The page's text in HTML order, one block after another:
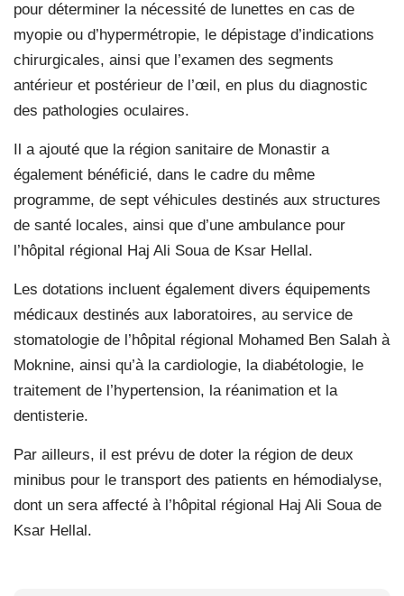
pour déterminer la nécessité de lunettes en cas de
myopie ou d’hypermétropie, le dépistage d’indications
chirurgicales, ainsi que l’examen des segments
antérieur et postérieur de l’œil, en plus du diagnostic
des pathologies oculaires.
Il a ajouté que la région sanitaire de Monastir a
également bénéficié, dans le cadre du même
programme, de sept véhicules destinés aux structures
de santé locales, ainsi que d’une ambulance pour
l’hôpital régional Haj Ali Soua de Ksar Hellal.
Les dotations incluent également divers équipements
médicaux destinés aux laboratoires, au service de
stomatologie de l’hôpital régional Mohamed Ben Salah à
Moknine, ainsi qu’à la cardiologie, la diabétologie, le
traitement de l’hypertension, la réanimation et la
dentisterie.
Par ailleurs, il est prévu de doter la région de deux
minibus pour le transport des patients en hémodialyse,
dont un sera affecté à l’hôpital régional Haj Ali Soua de
Ksar Hellal.